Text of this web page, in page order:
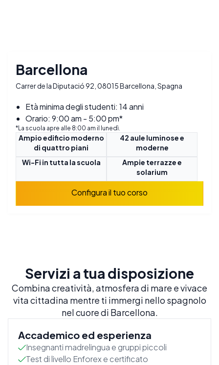
Barcellona
Carrer de la Diputació 92, 08015 Barcellona, Spagna
Età minima degli studenti: 14 anni
Orario: 9:00 am - 5:00 pm*
*La scuola apre alle 8:00 am il lunedì.
Ampio edificio moderno
di quattro piani
42 aule luminose e
moderne
Wi-Fi in tutta la scuola
Ampie terrazze e
solarium
Configura il tuo corso
Servizi a tua disposizione
Combina creatività, atmosfera di mare e vivace
vita cittadina mentre ti immergi nello spagnolo
nel cuore di Barcellona.
Accademico ed esperienza
Insegnanti madrelingua e gruppi piccoli
Test di livello Enforex e certificato